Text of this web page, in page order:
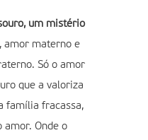
um mistério
amor materno e
Só o amor
que a valoriza
família fracassa,
amor. Onde o